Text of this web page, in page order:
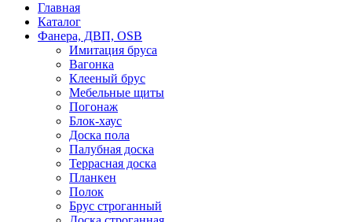
Главная
Каталог
Фанера, ДВП, OSB
Имитация бруса
Вагонка
Клееный брус
Мебельные щиты
Погонаж
Блок-хаус
Доска пола
Палубная доска
Террасная доска
Планкен
Полок
Брус строганный